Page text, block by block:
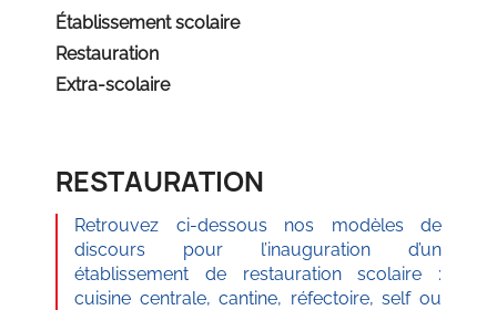
Établissement scolaire
Restauration
Extra-scolaire
RESTAURATION
Retrouvez ci-dessous nos modèles de
discours pour l’inauguration d’un
établissement de restauration scolaire :
cuisine centrale, cantine, réfectoire, self ou